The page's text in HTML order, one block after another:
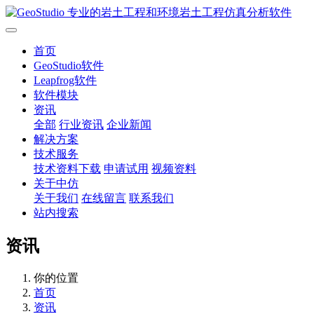
首页
GeoStudio软件
Leapfrog软件
软件模块
资讯
全部 行业资讯 企业新闻
解决方案
技术服务
技术资料下载 申请试用 视频资料
关于中仿
关于我们 在线留言 联系我们
站内搜索
资讯
你的位置
首页
资讯